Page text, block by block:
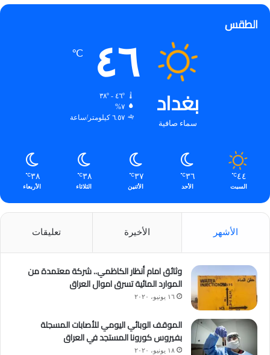
الطقس
بغداد
سماء صافية
٤٦ ℃
٤٦º - ٣٨º
٧%
٦.٥٧ كيلومتر/ساعة
٤٤℃
السبت
٣٦℃
الأحد
٣٧℃
الأثنين
٣٨℃
الثلاثاء
٣٨℃
الأربعاء
الأشهر الأخيرة تعليقات
وثائق امام أنظار الكاظمي.. شركة معتمدة من
الموارد المائية تسرق اموال العراق
١٦ يونيو، ٢٠٢٠
الموقف الوبائي اليومي للأصابات المسجلة
بفيروس كورونا المستجد في العراق
١٨ يونيو، ٢٠٢٠